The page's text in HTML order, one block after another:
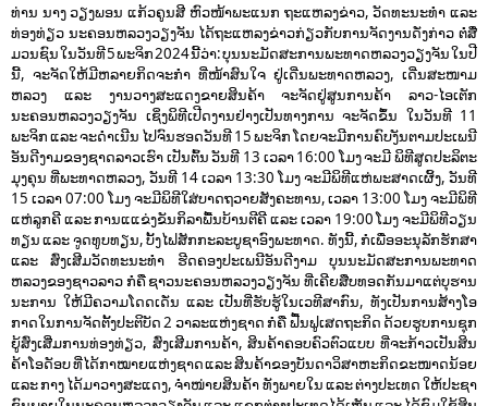
ທ່ານ ນາງ ວຽງພອນ ແກ້ວຄູນສີ ຫົວໜ້າພະແນກ ຖະແຫລງຂ່າວ, ວັດທະນະທຳ ແລະ
ທ່ອງທ່ຽວ ນະຄອນຫລວງວຽງຈັນ ໄດ້ຖະແຫລງຂ່າວກ່ຽວກັບການຈັດງານດັ່ງກ່າວ ຕໍ່ສື່
ມວນຊົນ ໃນວັນທີ 5 ພະຈິກ 2024 ນີ້ວ່າ: ບຸນນະມັດສະການພະທາດຫລວງວຽງຈັນ ໃນປີ
ນີ້, ຈະຈັດໃຫ້ມີຫລາຍກິດຈະກຳ ທີ່ໜ້າສົນໃຈ ຢູ່ເດີ່ນ​ພະ​ທາດ​ຫລວງ, ເດີ່ນສະ​ໜາມ
ຫລວງ ແລະ ງານວາງ​ສະ​ແດງ​ຂາຍ​ສິນ​ຄ້າ ຈະຈັດຢູ່​ສູນ​ການ​ຄ້າ​ ລາວ-ໄອ​ເຕັກ
ນະຄອນຫລວງວຽງຈັນ ເຊິ່ງພິ​ທີ​ເປີດ​ງານ​ຢ່າງເປັນທາງການ ຈະຈັດຂຶ້ນ ໃນວັນທີ 11
ພະຈິກ ແລະ ຈະດຳເນີນ ໄປຈົນຮອດວັນທີ 15 ພະຈິກ ໂດຍຈະມີການ​ຄົບ​ງັນ​ຕາມ​ປະ​ເພ​ນີ
ອັນດີງາມຂອງຊາດລາວເຮົາ ເປັນຕົ້ນ ວັນ​ທີ 13 ເວ​ລາ 16:00 ໂມງ ຈະມີ ພິ​ທີ​ສູດ​ປະ​ລິ​ຕະ
ມຸງຄຸນ ທີ່​ພ​ະ​ທາດຫລວງ, ວັນ​ທີ 14 ເວ​ລາ 13:30 ໂມງ ຈະມີພິ​ທີ​ແຫ່​ພະ​ສາດ​ເຜິ້ງ, ວັນ​ທີ
15 ເວ​ລາ 07:00 ໂມງ ຈະມີພິ​ທີ​ໃສ່​ບາດ​ຖວາຍ​ສັງ​ຄະ​ທານ, ເວ​ລາ 13:00 ໂມງ ຈະມີພິ​ທີ​
ແຫ່​ລູກ​ຄີ ແລະ ການ​ແແຂ່ງຂັນ​ກິ​ລາ​ພື້ນ​ບ້ານ​ຕີ​ຄີ ແລະ ເວ​ລາ 19:00 ໂມງ ຈະມີພິ​ທີ​ວຽນ​
ທຽ​ນ ແລະ ຈູ​ດ​ທູບ​ທຽນ, ບັ້ງ​ໄຟ​ສັກ​ກະ​ລະບູ​ຊາອົງ​ພ​ະ​ທາດ. ທັງນີ້, ກໍເພື່​ອອະ​ນຸ​ລັກ​ຮັກ​ສາ
ແລະ ສົ່ງ​ເສີມ​ວັດ​ທະ​ນະ​ທຳ ຮີດ​ຄອງ​ປະ​ເພ​ນີ​ອັນ​ດີ​ງາມ ບຸນນ​ະ​ມັດ​ສະ​ການ​ພະ​ທາດ
ຫລວງຂອງ​ຊາວ​ລາວ ​ກໍ​ຄື ​ຊາວ​ນະ​ຄອນຫລວງວຽງຈັນ ທີ່​ເຄີຍ​ສືບ​ທອດ​ກັນ​ມາ​ແຕ່​ບຸ​ຮານ​
ນະ​ການ ໃຫ້​ມີ​ຄວາມ​ໂດດ​ເດັ່ນ ແລະ ເປັນ​ທີ່​ຮັບ​ຮູ້​ໃນ​ເວ​ທີ​ສາ​ກົນ, ທັງ​ເປັນ​ການ​ສ້າງ​ໂອ​
ກາດ​ໃນ​ການ​ຈັດ​ຕັ້ງ​ປະ​ຕິ​ບັດ 2 ວາ​ລະ​ແຫ່ງ​ຊາດ​ ກໍ​ຄື ຟື້ນ​ຟູ​ເສດ​ຖະ​ກິດ ດ້ວຍ​ຮູບ​ການ​ຊຸກ​
ຍູ້​ສົ່ງ​ເສີ່ມ​ການ​ທ່ອງ​ທ່ຽວ, ສົ່ງ​ເສີມ​ການ​ຄ້າ, ສິນ​ຄ້າ​ຄອບ​ຄົວ​ຕົວ​ແບບ ​ທີ່​ຈະ​ກ້າວ​ເປັນ​ສິນ​
ຄ້າ​ໂອ​ດັອບ ທີ່​ໄດ້​ກາ​ໝາຍ​ແຫ່ງ​ຊາດ ແລະ ສິນ​ຄ້າ​ຂອ​ງບັນ​ດາ​ວິ​ສາ​ຫະ​ກິດຂະ​ໜາດ​ນ້ອຍ
ແລະ ກາງ ໄດ້​ມາ​ວາງ​ສະ​ແດງ, ຈຳ​ໜ່າຍ​ສິນ​ຄ້າ​ ທັງພາຍ​ໃນ ແລະ ຕ່າງ​ປະ​ເທດ ໃຫ້​ປະ​ຊາ​